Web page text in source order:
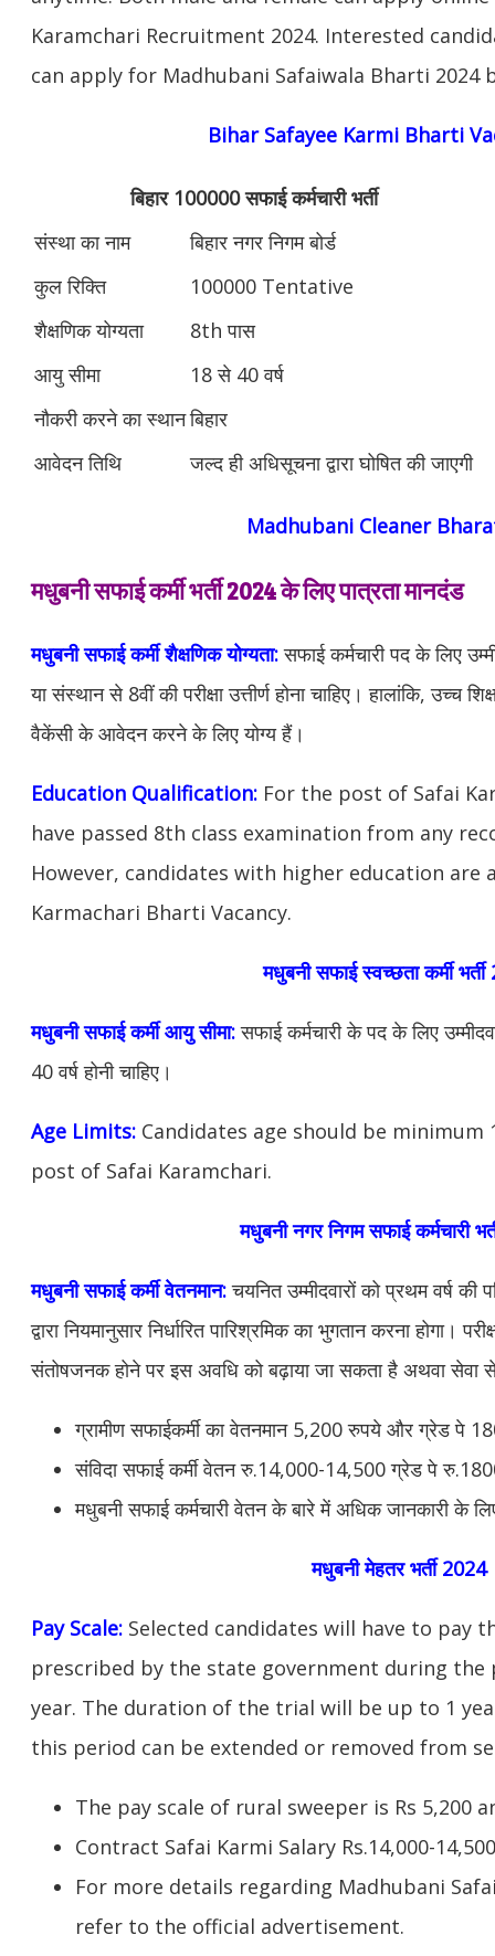
Karamchari Recruitment 2024. Interested
can apply for Madhubani Safaiwala Bharti 2024
Bihar Safayee Karmi Bharti
बिहार 100000 सफाई कर्मचारी भर्ती
संस्था का नाम
बिहार नगर निगम बोर्ड
कुल रिक्ति
100000 Tentative
शैक्षणिक योग्यता
8th पास
आयु सीमा
18 से 40 वर्ष
नौकरी करने का स्थानबिहार
आवेदन तिथि
जल्‍द ही अधिसूचना द्वारा घोषित की जाएगी
Madhubani Cleaner
मधुबनी सफाई कर्मी भर्ती 2024 के लिए पात्रता मानदंड
मधुबनी सफाई कर्मीशैक्षणिक योग्यता:सफाई कर्मचारी पद के लिए
या संस्थान से 8वीं की परीक्षा उत्तीर्ण होना चाहिए। हालांकि, उच्च
वैकेंसी के आवेदन करने के लिए योग्य हैं।
Education Qualification: For the post of Safai
have passed 8th class examination from any
However, candidates with higher education are
Karmachari Bharti Vacancy.
मधुबनी सफाई स्वच्छता कर्मी
मधुबनी सफाई कर्मी आयु सीमा:सफाई कर्मचारी के पद के लिए
40 वर्ष होनी चाहिए।
Age Limits: Candidates age should be minimum
post of Safai Karamchari.
मधुबनी नगर निगम सफाई कर्मचारी
मधुबनी सफाई कर्मी वेतनमान:चयनित उम्मीदवारों को प्रथम वर्ष की
द्वारा नियमानुसार निर्धारित पारिश्रमिक का भुगतान करना होगा।
संतोषजनक होने पर इस अवधि को बढ़ाया जा सकता है अथवा सेवा
ग्रामीण सफाईकर्मी का वेतनमान 5,200 रुपये और ग्रेड पे
संविदा सफाई कर्मी वेतन रु.14,000-14,500 ग्रेड पे
मधुबनी सफाई कर्मचारी वेतन के बारे में अधिक जानकारी के
मधुबनी मेहतर भर्ती 2024
Pay Scale: Selected candidates will have to pay
prescribed by the state government during
year. The duration of the trial will be up to 1
this period can be extended or removed from
The pay scale of rural sweeper is Rs 5,200
Contract Safai Karmi Salary Rs.14,000-
For more details regarding Madhubani
refer to the official advertisement.